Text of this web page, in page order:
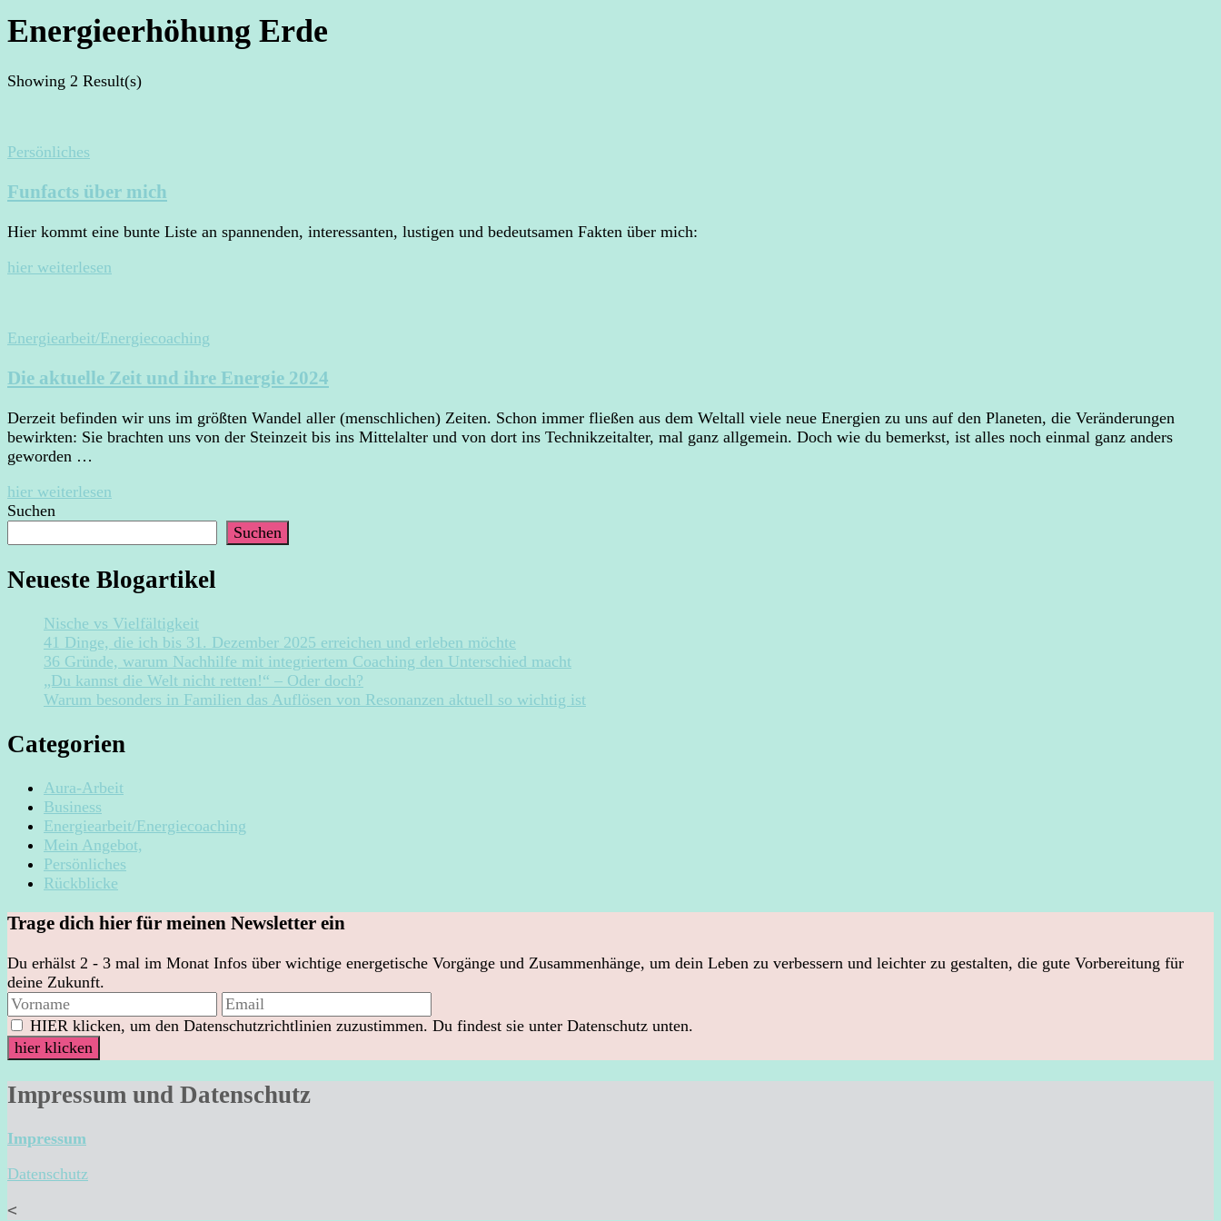
Energieerhöhung Erde
Showing 2 Result(s)
Persönliches
Funfacts über mich
Hier kommt eine bunte Liste an spannenden, interessanten, lustigen und bedeutsamen Fakten über mich:
hier weiterlesen
Energiearbeit/Energiecoaching
Die aktuelle Zeit und ihre Energie 2024
Derzeit befinden wir uns im größten Wandel aller (menschlichen) Zeiten. Schon immer fließen aus dem Weltall viele neue Energien zu uns auf den Planeten, die Veränderungen
bewirkten: Sie brachten uns von der Steinzeit bis ins Mittelalter und von dort ins Technikzeitalter, mal ganz allgemein. Doch wie du bemerkst, ist alles noch einmal ganz anders
geworden …
hier weiterlesen
Suchen
Suchen
Neueste Blogartikel
Nische vs Vielfältigkeit
41 Dinge, die ich bis 31. Dezember 2025 erreichen und erleben möchte
36 Gründe, warum Nachhilfe mit integriertem Coaching den Unterschied macht
„Du kannst die Welt nicht retten!“ – Oder doch?
Warum besonders in Familien das Auflösen von Resonanzen aktuell so wichtig ist
Categorien
Aura-Arbeit
Business
Energiearbeit/Energiecoaching
Mein Angebot,
Persönliches
Rückblicke
Trage dich hier für meinen Newsletter ein
Du erhälst 2 - 3 mal im Monat Infos über wichtige energetische Vorgänge und Zusammenhänge, um dein Leben zu verbessern und leichter zu gestalten, die gute Vorbereitung für
deine Zukunft.
HIER klicken, um den Datenschutzrichtlinien zuzustimmen. Du findest sie unter Datenschutz unten.
Impressum und Datenschutz
Impressum
Datenschutz
<